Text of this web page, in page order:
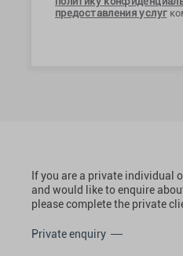
предоставления услуг
If you are a private individual
and would like to enquire
please complete the private
Private enquiry